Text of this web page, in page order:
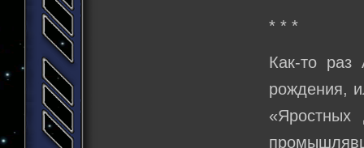
* * *
Как-то раз
рождения,
«Яростных